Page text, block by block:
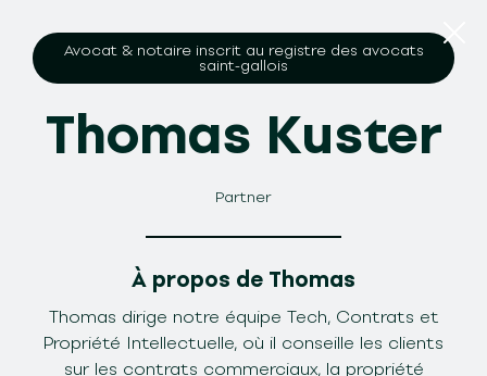
Avocat & notaire inscrit au registre des avocats
saint-gallois
Thomas Kuster
Partner
À propos de Thomas
Thomas dirige notre équipe Tech, Contrats et
Propriété Intellectuelle, où il conseille les clients
sur les contrats commerciaux, la propriété